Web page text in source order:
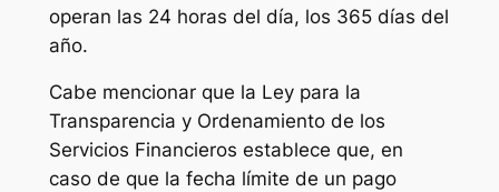
operan las 24 horas del día, los 365 días del
año.
Cabe mencionar que la Ley para la
Transparencia y Ordenamiento de los
Servicios Financieros establece que, en
caso de que la fecha límite de un pago